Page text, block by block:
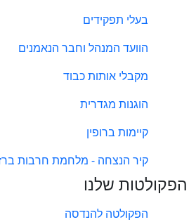
בעלי תפקידים
הוועד המנהל וחבר הנאמנים
מקבלי אותות כבוד
הוגנות מגדרית
קיימות ברופין
קיר הנצחה - מלחמת חרבות ברזל
הפקולטות שלנו
הפקולטה להנדסה